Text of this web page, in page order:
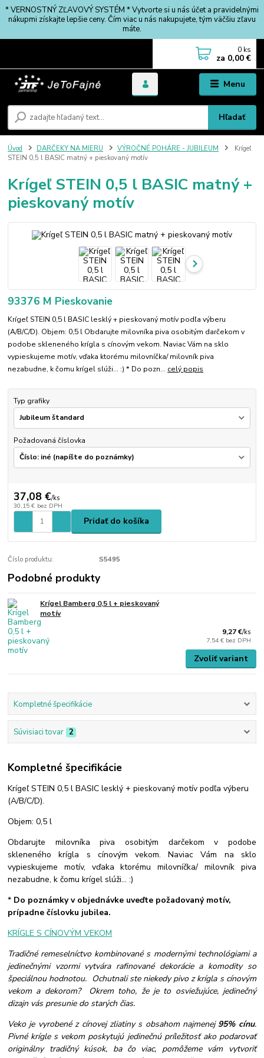
* VERNOSTNÝ ZĽAVOVÝ SYSTÉM * Vytvorte si u nás účet a pravidelnými
nákupmi získajte lepšie ceny. Čím viac u nás nakupujete, tým väčšiu zľavu
máte.
Menu
Hľadať
0 ks
za 0,00 €
Úvod DARČEKY NA MIERU VÝROČNÉ POHÁRE - JUBILEUM
Krígeľ
STEIN 0,5 l BASIC matný + pieskovaný motív
Krígeľ STEIN 0,5 l BASIC matný +
pieskovaný motív
93376 M Pieskovanie
Krígeľ STEIN 0,5 l BASIC lesklý + pieskovaný motív podľa výberu
(A/B/C/D). Objem: 0,5 l Obdarujte milovníka piva osobitým darčekom v
podobe skleneného krígla s cínovým vekom. Naviac Vám na sklo
vypieskujeme motív, vďaka ktorému milovníčka/ milovník piva
nezabudne, k čomu krígel slúži... :) * Do pozn... celý popis
Typ grafiky
Požadovaná číslovka
37,08 €/ks
30,15 € bez DPH
Pridať do košíka
Číslo produktu: S5495
Podobné produkty
Krígel Bamberg 0,5 l + pieskovaný
motív
9,27 €/ks
7,54 € bez DPH
Zvoliť variant
Kompletné špecifikácie
Súvisiaci tovar 2
Kompletné špecifikácie
Krígeľ STEIN 0,5 l BASIC lesklý + pieskovaný motív podľa výberu
(A/B/C/D).
Objem: 0,5 l
Obdarujte milovníka piva osobitým darčekom v podobe
skleneného krígla s cínovým vekom. Naviac Vám na sklo
vypieskujeme motív, vďaka ktorému milovníčka/ milovník piva
nezabudne, k čomu krígel slúži... :)
* Do poznámky v objednávke uveďte požadovaný motív,
prípadne číslovku jubilea.
KRÍGLE S CÍNOVÝM VEKOM
Tradičné remeselníctvo kombinované s modernými technológiami a
jedinečnými vzormi vytvára rafinované dekorácie a komodity so
špeciálnou hodnotou. Ochutnali ste niekedy pivo z krígla s cínovým
vekom a dekorom? Okrem toho, že je to osviežujúce, jedinečný
dizajn vás presunie do starých čias.
Veko je vyrobené z cínovej zliatiny s obsahom najmenej 95% cínu.
Pivné krígle s vekom poskytujú jedinečnú príležitosť ako podarovať
originálny tradičný kúsok, ba čo viac, pomôžeme vám vytvoriť